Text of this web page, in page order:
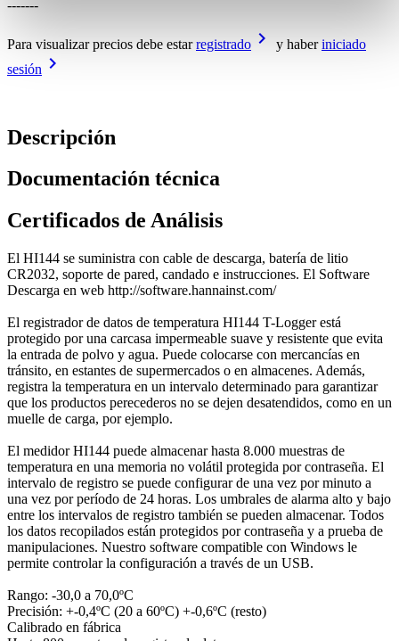
-------
Para visualizar precios debe estarregistrado keyboard_arrow_right y haberiniciado
sesión keyboard_arrow_right
Descripción
Documentación técnica
Certificados de Análisis
El HI144 se suministra con cable de descarga, batería de litio
CR2032, soporte de pared, candado e instrucciones. El Software
Descarga en web http://software.hannainst.com/
El registrador de datos de temperatura HI144 T-Logger está
protegido por una carcasa impermeable suave y resistente que evita
la entrada de polvo y agua. Puede colocarse con mercancías en
tránsito, en estantes de supermercados o en almacenes. Además,
registra la temperatura en un intervalo determinado para garantizar
que los productos perecederos no se dejen desatendidos, como en un
muelle de carga, por ejemplo.
El medidor HI144 puede almacenar hasta 8.000 muestras de
temperatura en una memoria no volátil protegida por contraseña. El
intervalo de registro se puede configurar de una vez por minuto a
una vez por período de 24 horas. Los umbrales de alarma alto y bajo
entre los intervalos de registro también se pueden almacenar. Todos
los datos recopilados están protegidos por contraseña y a prueba de
manipulaciones. Nuestro software compatible con Windows le
permite controlar la configuración a través de un USB.
Rango: -30,0 a 70,0ºC
Precisión: +-0,4ºC (20 a 60ºC) +-0,6ºC (resto)
Calibrado en fábrica